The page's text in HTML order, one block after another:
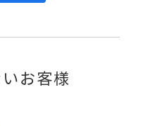
お客様